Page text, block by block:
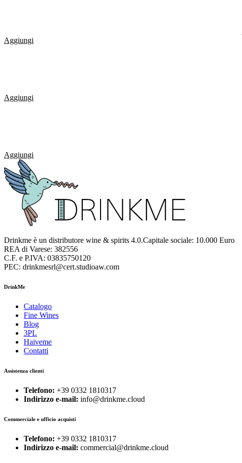
Aggiungi
Aggiungi
Aggiungi
Drinkme è un distributore wine & spirits 4.0.Capitale sociale: 10.000 Euro
REA di Varese: 382556
C.F. e P.IVA: 03835750120
PEC: drinkmesrl@cert.studioaw.com
DrinkMe
Catalogo
Fine Wines
Blog
3PL
Haiveme
Contatti
Assistenza clienti
Telefono: +39 0332 1810317
Indirizzo e-mail: info@drinkme.cloud
Commerciale e ufficio acquisti
Telefono: +39 0332 1810317
Indirizzo e-mail: commercial@drinkme.cloud